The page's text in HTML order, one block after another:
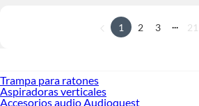
1 2 3 21
Trampa para ratones
Aspiradoras verticales
Accesorios audio Audioquest